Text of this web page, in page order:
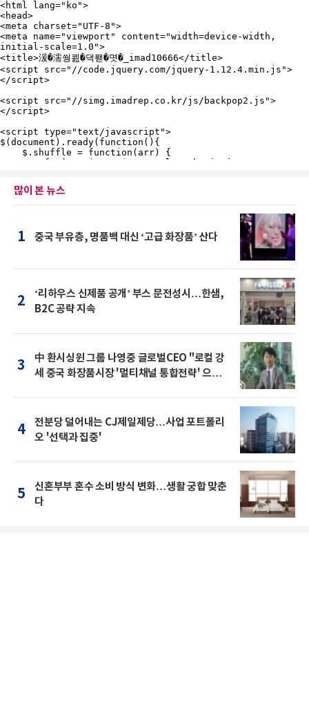
많이 본 뉴스
1 중국 부유층, 명품백 대신 ‘고급 화장품’ 산다
2
‘리하우스 신제품 공개’ 부스 문전성시…한샘,
B2C 공략 지속
3
中 환시싱윈 그룹 나영중 글로벌CEO "로컬 강
세 중국 화장품시장 '멀티채널 통합전략' 으로
4
전분당 덜어내는 CJ제일제당…사업 포트폴리
오 '선택과 집중'
5
신혼부부 혼수 소비 방식 변화…생활 궁합 맞춘
다